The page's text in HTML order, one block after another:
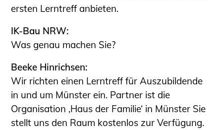
ersten Lerntreff anbieten.
IK-Bau NRW:
Was genau machen Sie?
Beeke Hinrichsen:
Wir richten einen Lerntreff für Auszubildende
in und um Münster ein. Partner ist die
Organisation ‚Haus der Familie‘ in Münster Sie
stellt uns den Raum kostenlos zur Verfügung.